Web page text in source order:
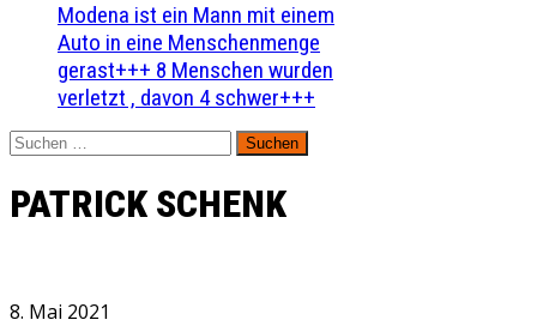
Modena ist ein Mann mit einem
Auto in eine Menschenmenge
gerast+++ 8 Menschen wurden
verletzt , davon 4 schwer+++
Suchen
nach:
PATRICK SCHENK
8. Mai 2021